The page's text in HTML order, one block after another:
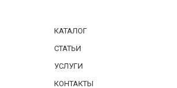
КАТАЛОГ
СТАТЬИ
УСЛУГИ
КОНТАКТЫ